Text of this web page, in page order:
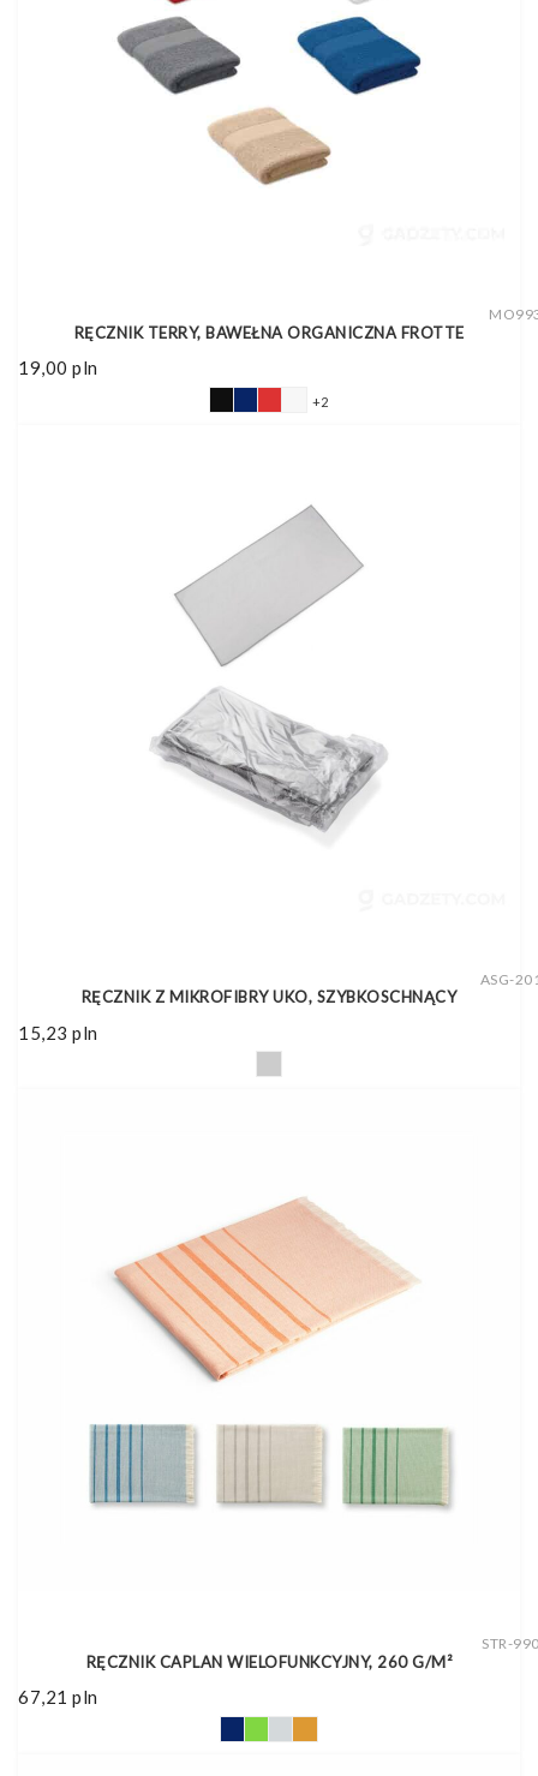
RĘCZNIK TERRY, BAWEŁNA ORGANICZNA FROTTE
19,00 pln
+2
ASG-
RĘCZNIK Z MIKROFIBRY UKO, SZYBKOSCHNĄCY
15,23 pln
STR-
RĘCZNIK CAPLAN WIELOFUNKCYJNY, 260 G/M²
67,21 pln